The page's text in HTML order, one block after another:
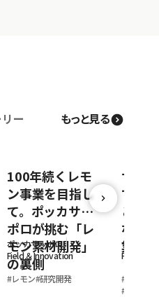
ー もっと見る
100年続くレモ
ン事業を目指し
て。ポッカサッ
ポロが挑む「レ
モン素材開発」
の裏側
ポッカサッポロ
Field ＆Innovation
#レモン#研究開発
サッ
でき
と外
なぐ
業
サッポロ
Field ＆
#
#